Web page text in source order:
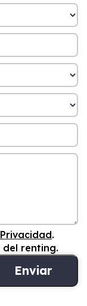
.
renting.